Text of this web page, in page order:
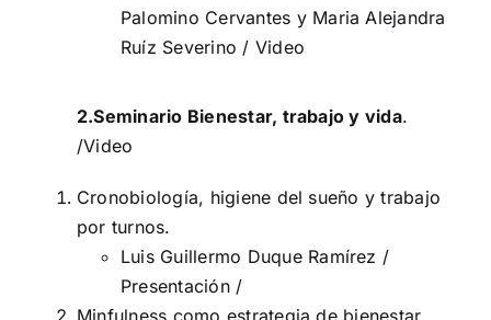
Palomino Cervantes y Maria Alejandra
Ruíz Severino / Video
2.Seminario Bienestar, trabajo y vida.
/Video
Cronobiología, higiene del sueño y trabajo
por turnos.
Luis Guillermo Duque Ramírez /
Presentación/
Minfulness como estrategia de bienestar